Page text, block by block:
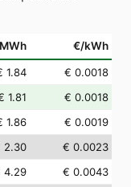
€/kWh
1.84
€ 0.0018
1.81
€ 0.0018
1.86
€ 0.0019
2.30
€ 0.0023
4.29
€ 0.0043